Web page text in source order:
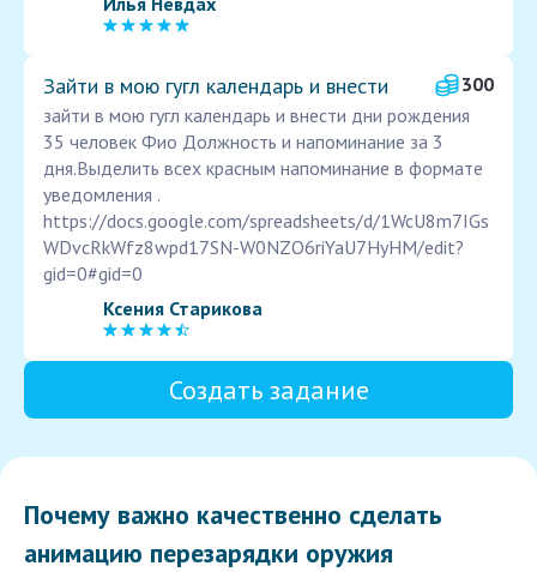
Зайти в мою гугл календарь и внести
300
зайти в мою гугл календарь и внести дни рождения
35 человек Фио Должность и напоминание за 3
дня.Выделить всех красным напоминание в формате
уведомления .
https://docs.google.com/spreadsheets/d/1WcU8m7IGs
WDvcRkWfz8wpd17SN-W0NZO6riYaU7HyHM/edit?
gid=0#gid=0
Ксения Старикова
Создать задание
Почему важно качественно сделать
анимацию перезарядки оружия